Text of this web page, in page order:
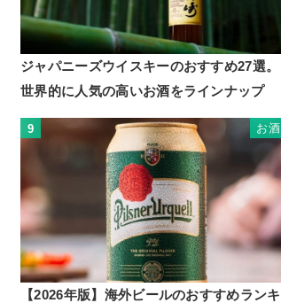
ジャパニーズウイスキーのおすすめ27選。
世界的に人気の高いお酒をラインナップ
9 お酒
【2026年版】海外ビールのおすすめランキ